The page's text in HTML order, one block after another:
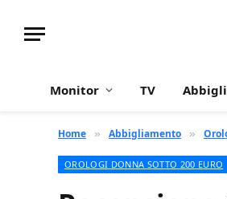
Monitor TV
Home » Abbigliamento »
OROLOGI DONNA SOTTO 200 EURO